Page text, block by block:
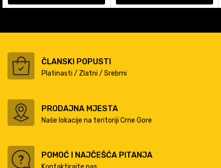
ČLANSKI POPUSTI
Platinasti / Zlatni / Srebrni
PRODAJNA MJESTA
Naše lokacije na teritoriji Crne Gore
POMOĆ I NAJČEŠĆA PITANJA